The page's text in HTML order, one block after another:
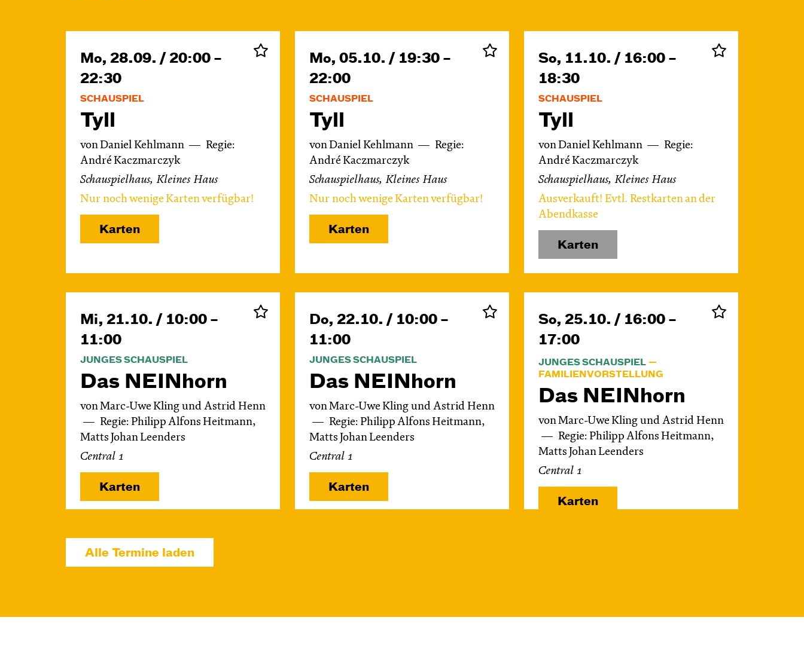
Mo, 28.09. / 20:00 –
22:30
SCHAUSPIEL
Tyll
von Daniel Kehlmann
Regie:
André Kaczmarczyk
Schauspielhaus, Kleines Haus
Nur noch wenige Karten verfügbar!
Karten
Mo, 05.10. / 19:30 –
22:00
SCHAUSPIEL
Tyll
von Daniel Kehlmann
Regie:
André Kaczmarczyk
Schauspielhaus, Kleines Haus
Nur noch wenige Karten verfügbar!
Karten
So, 11.10. / 16:00 –
18:30
SCHAUSPIEL
Tyll
von Daniel Kehlmann
Regie:
André Kaczmarczyk
Schauspielhaus, Kleines Haus
Ausverkauft! Evtl. Restkarten an der
Abendkasse
Karten
Mi, 21.10. / 10:00 –
11:00
JUNGES SCHAUSPIEL
Das NEIN­horn
von Marc-Uwe Kling und Astrid Henn
Regie: Philipp Alfons Heitmann,
Matts Johan Leenders
Central 1
Karten
Do, 22.10. / 10:00 –
11:00
JUNGES SCHAUSPIEL
Das NEIN­horn
von Marc-Uwe Kling und Astrid Henn
Regie: Philipp Alfons Heitmann,
Matts Johan Leenders
Central 1
Karten
So, 25.10. / 16:00 –
17:00
JUNGES SCHAUSPIEL
FAMILIENVORSTELLUNG
Das NEIN­horn
von Marc-Uwe Kling und Astrid Henn
Regie: Philipp Alfons Heitmann,
Matts Johan Leenders
Central 1
Karten
JUNGES SCHAUSPIEL
JUNGES SCHAUSPIEL
JUNGES SCHAUSPIEL
Alle Termine laden